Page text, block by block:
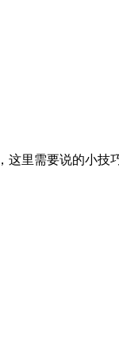
这里需要说的小技